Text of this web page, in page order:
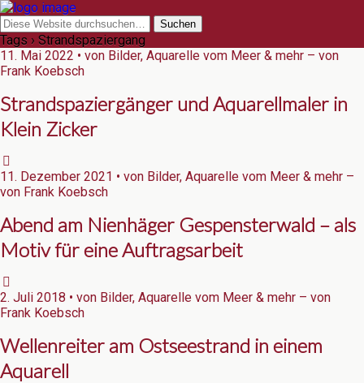
Tags › Strandspaziergang
11. Mai 2022 • von Bilder, Aquarelle vom Meer & mehr – von
Frank Koebsch
Strandspaziergänger und Aquarellmaler in
Klein Zicker
11. Dezember 2021 • von Bilder, Aquarelle vom Meer & mehr –
von Frank Koebsch
Abend am Nienhäger Gespensterwald – als
Motiv für eine Auftragsarbeit
2. Juli 2018 • von Bilder, Aquarelle vom Meer & mehr – von
Frank Koebsch
Wellenreiter am Ostseestrand in einem
Aquarell